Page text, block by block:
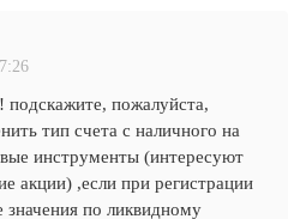
пожалуйста,
тип счета с наличного на
инструменты (интересуют
акции) ,если при регистрации
по ликвидному